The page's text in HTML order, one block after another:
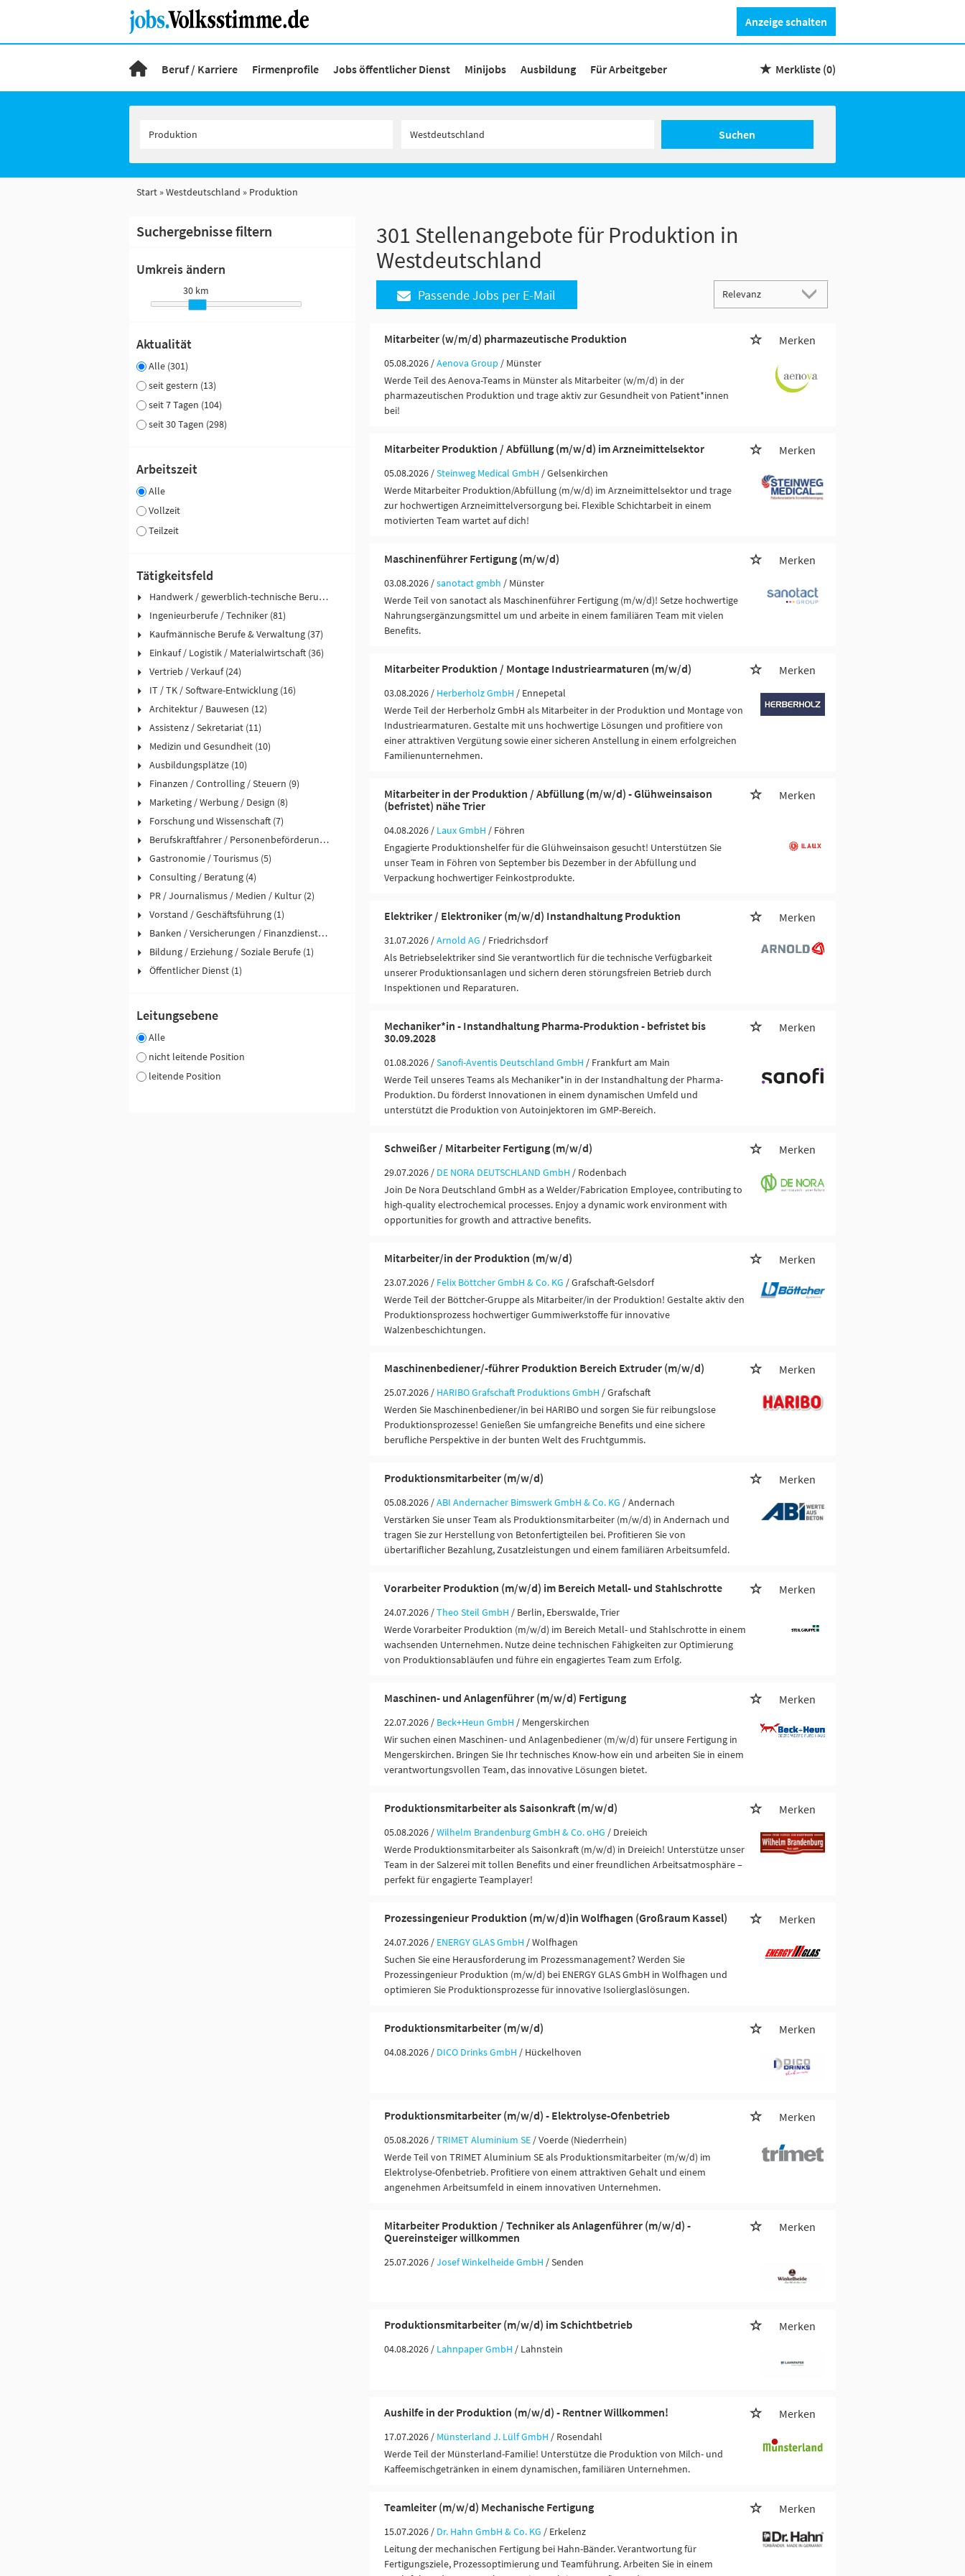
Anzeige schalten
Beruf / Karriere Firmenprofile Jobs öffentlicher Dienst Minijobs Ausbildung Für Arbeitgeber Merkliste (0)
Suchen
Start Westdeutschland Produktion
Suchergebnisse filtern
Umkreis ändern
30 km
Aktualität
Alle (301)
seit gestern (13)
seit 7 Tagen (104)
seit 30 Tagen (298)
Arbeitszeit
Alle
Vollzeit
Teilzeit
Tätigkeitsfeld
Handwerk / gewerblich-technische Berufe (169)
Ingenieurberufe / Techniker (81)
Kaufmännische Berufe & Verwaltung (37)
Einkauf / Logistik / Materialwirtschaft (36)
Vertrieb / Verkauf (24)
IT / TK / Software-Entwicklung (16)
Architektur / Bauwesen (12)
Assistenz / Sekretariat (11)
Medizin und Gesundheit (10)
Ausbildungsplätze (10)
Finanzen / Controlling / Steuern (9)
Marketing / Werbung / Design (8)
Forschung und Wissenschaft (7)
Berufskraftfahrer / Personenbeförderung (Land, Wasser, Luft) (6)
Gastronomie / Tourismus (5)
Consulting / Beratung (4)
PR / Journalismus / Medien / Kultur (2)
Vorstand / Geschäftsführung (1)
Banken / Versicherungen / Finanzdienstleister (1)
Bildung / Erziehung / Soziale Berufe (1)
Öffentlicher Dienst (1)
Leitungsebene
Alle
nicht leitende Position
leitende Position
301 Stellenangebote für Produktion in
Westdeutschland
Passende Jobs per E-Mail
Mitarbeiter (w/m/d) pharmazeutische Produktion Merken
05.08.2026 /Aenova Group / Münster
Werde Teil des Aenova-Teams in Münster als Mitarbeiter (w/m/d) in der
pharmazeutischen Produktion und trage aktiv zur Gesundheit von Patient*innen
bei!
Mitarbeiter Produktion / Abfüllung (m/w/d) im Arzneimittelsektor Merken
05.08.2026 /Steinweg Medical GmbH / Gelsenkirchen
Werde Mitarbeiter Produktion/Abfüllung (m/w/d) im Arzneimittelsektor und trage
zur hochwertigen Arzneimittelversorgung bei. Flexible Schichtarbeit in einem
motivierten Team wartet auf dich!
Maschinenführer Fertigung (m/w/d) Merken
03.08.2026 /sanotact gmbh / Münster
Werde Teil von sanotact als Maschinenführer Fertigung (m/w/d)! Setze hochwertige
Nahrungsergänzungsmittel um und arbeite in einem familiären Team mit vielen
Benefits.
Mitarbeiter Produktion / Montage Industriearmaturen (m/w/d) Merken
03.08.2026 / Herberholz GmbH / Ennepetal
Werde Teil der Herberholz GmbH als Mitarbeiter in der Produktion und Montage von
Industriearmaturen. Gestalte mit uns hochwertige Lösungen und profitiere von
einer attraktiven Vergütung sowie einer sicheren Anstellung in einem erfolgreichen
Familienunternehmen.
Mitarbeiter in der Produktion / Abfüllung (m/w/d) - Glühweinsaison
(befristet) nähe Trier
Merken
04.08.2026 / Laux GmbH / Föhren
Engagierte Produktionshelfer für die Glühweinsaison gesucht! Unterstützen Sie
unser Team in Föhren von September bis Dezember in der Abfüllung und
Verpackung hochwertiger Feinkostprodukte.
Elektriker / Elektroniker (m/w/d) Instandhaltung Produktion Merken
31.07.2026 /Arnold AG / Friedrichsdorf
Als Betriebselektriker sind Sie verantwortlich für die technische Verfügbarkeit
unserer Produktionsanlagen und sichern deren störungsfreien Betrieb durch
Inspektionen und Reparaturen.
Mechaniker*in - Instandhaltung Pharma-Produktion - befristet bis
30.09.2028
Merken
01.08.2026 /Sanofi-Aventis Deutschland GmbH / Frankfurt am Main
Werde Teil unseres Teams als Mechaniker*in in der Instandhaltung der Pharma-
Produktion. Du förderst Innovationen in einem dynamischen Umfeld und
unterstützt die Produktion von Autoinjektoren im GMP-Bereich.
Schweißer / Mitarbeiter Fertigung (m/w/d) Merken
29.07.2026 / DE NORA DEUTSCHLAND GmbH / Rodenbach
Join De Nora Deutschland GmbH as a Welder/Fabrication Employee, contributing to
high-quality electrochemical processes. Enjoy a dynamic work environment with
opportunities for growth and attractive benefits.
Mitarbeiter/in der Produktion (m/w/d) Merken
23.07.2026 / Felix Böttcher GmbH & Co. KG / Grafschaft-Gelsdorf
Werde Teil der Böttcher-Gruppe als Mitarbeiter/in der Produktion! Gestalte aktiv den
Produktionsprozess hochwertiger Gummiwerkstoffe für innovative
Walzenbeschichtungen.
Maschinenbediener/-führer Produktion Bereich Extruder (m/w/d) Merken
25.07.2026 / HARIBO Grafschaft Produktions GmbH / Grafschaft
Werden Sie Maschinenbediener/in bei HARIBO und sorgen Sie für reibungslose
Produktionsprozesse! Genießen Sie umfangreiche Benefits und eine sichere
berufliche Perspektive in der bunten Welt des Fruchtgummis.
Produktionsmitarbeiter (m/w/d) Merken
05.08.2026 /ABI Andernacher Bimswerk GmbH & Co. KG / Andernach
Verstärken Sie unser Team als Produktionsmitarbeiter (m/w/d) in Andernach und
tragen Sie zur Herstellung von Betonfertigteilen bei. Profitieren Sie von
übertariflicher Bezahlung, Zusatzleistungen und einem familiären Arbeitsumfeld.
Vorarbeiter Produktion (m/w/d) im Bereich Metall- und Stahlschrotte Merken
24.07.2026 /Theo Steil GmbH / Berlin, Eberswalde, Trier
Werde Vorarbeiter Produktion (m/w/d) im Bereich Metall- und Stahlschrotte in einem
wachsenden Unternehmen. Nutze deine technischen Fähigkeiten zur Optimierung
von Produktionsabläufen und führe ein engagiertes Team zum Erfolg.
Maschinen- und Anlagenführer (m/w/d) Fertigung Merken
22.07.2026 / Beck+Heun GmbH / Mengerskirchen
Wir suchen einen Maschinen- und Anlagenbediener (m/w/d) für unsere Fertigung in
Mengerskirchen. Bringen Sie Ihr technisches Know-how ein und arbeiten Sie in einem
verantwortungsvollen Team, das innovative Lösungen bietet.
Produktionsmitarbeiter als Saisonkraft (m/w/d) Merken
05.08.2026 /Wilhelm Brandenburg GmbH & Co. oHG / Dreieich
Werde Produktionsmitarbeiter als Saisonkraft (m/w/d) in Dreieich! Unterstütze unser
Team in der Salzerei mit tollen Benefits und einer freundlichen Arbeitsatmosphäre –
perfekt für engagierte Teamplayer!
Prozessingenieur Produktion (m/w/d)in Wolfhagen (Großraum Kassel) Merken
24.07.2026 / ENERGY GLAS GmbH / Wolfhagen
Suchen Sie eine Herausforderung im Prozessmanagement? Werden Sie
Prozessingenieur Produktion (m/w/d) bei ENERGY GLAS GmbH in Wolfhagen und
optimieren Sie Produktionsprozesse für innovative Isolierglaslösungen.
Produktionsmitarbeiter (m/w/d) Merken
04.08.2026 / DICO Drinks GmbH / Hückelhoven
Produktionsmitarbeiter (m/w/d) - Elektrolyse-Ofenbetrieb Merken
05.08.2026 /TRIMET Aluminium SE / Voerde (Niederrhein)
Werde Teil von TRIMET Aluminium SE als Produktionsmitarbeiter (m/w/d) im
Elektrolyse-Ofenbetrieb. Profitiere von einem attraktiven Gehalt und einem
angenehmen Arbeitsumfeld in einem innovativen Unternehmen.
Mitarbeiter Produktion / Techniker als Anlagenführer (m/w/d) -
Quereinsteiger willkommen
Merken
25.07.2026 /Josef Winkelheide GmbH / Senden
Produktionsmitarbeiter (m/w/d) im Schichtbetrieb Merken
04.08.2026 / Lahnpaper GmbH / Lahnstein
Aushilfe in der Produktion (m/w/d) - Rentner Willkommen! Merken
17.07.2026 / Münsterland J. Lülf GmbH / Rosendahl
Werde Teil der Münsterland-Familie! Unterstütze die Produktion von Milch- und
Kaffeemischgetränken in einem dynamischen, familiären Unternehmen.
Teamleiter (m/w/d) Mechanische Fertigung Merken
15.07.2026 / Dr. Hahn GmbH & Co. KG / Erkelenz
Leitung der mechanischen Fertigung bei Hahn-Bänder. Verantwortung für
Fertigungsziele, Prozessoptimierung und Teamführung. Arbeiten Sie in einem